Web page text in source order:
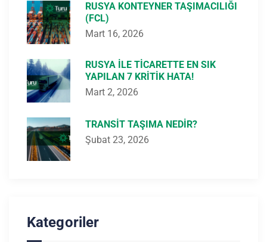
RUSYA KONTEYNER TAŞIMACILIĞI
(FCL)
Mart 16, 2026
RUSYA ILE TICARETTE EN SIK
YAPILAN 7 KRITIK HATA!
Mart 2, 2026
TRANSIT TAŞIMA NEDIR?
Şubat 23, 2026
Kategoriler